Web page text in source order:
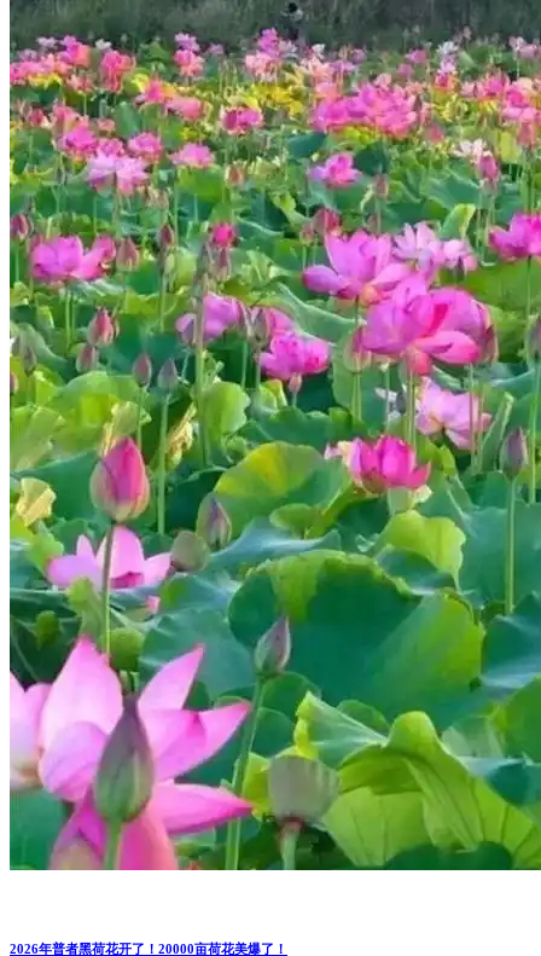
2026年普者黑荷花开了！20000亩荷花美爆了！